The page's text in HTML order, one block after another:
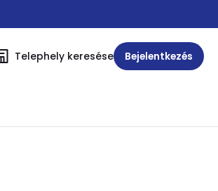
Telephely keresése Bejelentkezés